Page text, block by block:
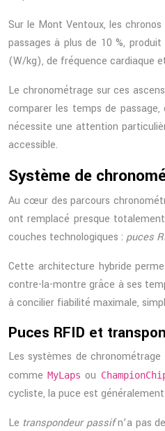
Sur le Mont Ventoux, les
passages à plus de 10 %,
(W/kg), de fréquence cardiaque
Le chronométrage sur ces
comparer les temps de
nécessite une attention
accessible.
Système de
Au cœur des parcours
ont remplacé presque
couches technologiques : puces
Cette architecture hybride
contre-la-montre grâce à ses
à concilier fiabilité maximale,
Puces RFID et
Les systèmes de
commeMyLaps ou
cycliste, la puce est
Le transpondeur passifn’a pas